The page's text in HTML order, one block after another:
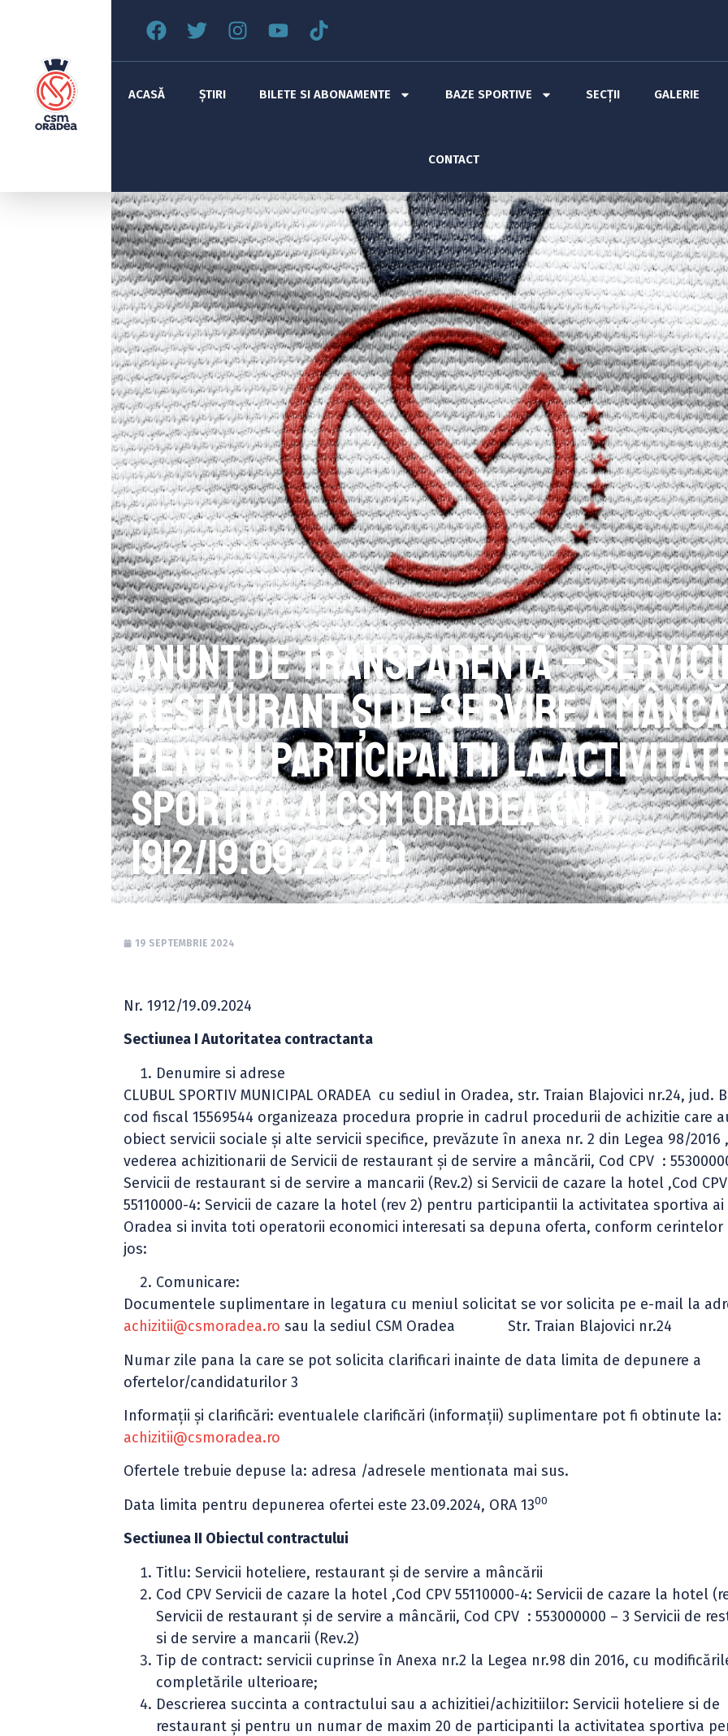
ACASĂ ȘTIRI BILETE SI ABONAMENTE BAZE SPORTIVE SECȚII GALERIE
CONTACT
Anunț de transparență –
restaurant şi de servire a
pentru participantii la
sportiva ai CSM Oradea (Nr.
1912/19.09.2024)
19 SEPTEMBRIE 2024
Nr. 1912/19.09.2024
Sectiunea I Autoritatea contractanta
Denumire si adrese
CLUBUL SPORTIV MUNICIPAL ORADEA cu sediul in Oradea, str. Traian Blajovici nr.24, jud.
cod fiscal 15569544 organizeaza procedura proprie in cadrul procedurii de achizitie care
obiect servicii sociale şi alte servicii specifice, prevăzute în anexa nr. 2 din Legea 98/
vederea achizitionarii de Servicii de restaurant şi de servire a mâncării, Cod CPV :
Servicii de restaurant si de servire a mancarii (Rev.2) si Servicii de cazare la hotel ,Cod
55110000-4: Servicii de cazare la hotel (rev 2) pentru participantii la activitatea sportiva ai
Oradea si invita toti operatorii economici interesati sa depuna oferta, conform cerintelor
jos:
Comunicare:
Documentele suplimentare in legatura cu meniul solicitat se vor solicita pe e-mail la
achizitii@csmoradea.ro sau la sediul CSM Oradea Str. Traian Blajovici nr.24
Numar zile pana la care se pot solicita clarificari inainte de data limita de depunere a
ofertelor/candidaturilor 3
Informaţii şi clarificări: eventualele clarificări (informaţii) suplimentare pot fi obtinute la:
achizitii@csmoradea.ro
Ofertele trebuie depuse la: adresa /adresele mentionata mai sus.
Data limita pentru depunerea ofertei este 23.09.2024, ORA 1300
Sectiunea II Obiectul contractului
Titlu: Servicii hoteliere, restaurant şi de servire a mâncării
Cod CPV Servicii de cazare la hotel ,Cod CPV 55110000-4: Servicii de cazare la hotel
Servicii de restaurant şi de servire a mâncării, Cod CPV : 553000000 – 3 Servicii de
si de servire a mancarii (Rev.2)
Tip de contract: servicii cuprinse în Anexa nr.2 la Legea nr.98 din 2016, cu
completările ulterioare;
Descrierea succinta a contractului sau a achizitiei/achizitiilor: Servicii hoteliere si de
restaurant şi pentru un numar de maxim 20 de participanti la activitatea sportiva